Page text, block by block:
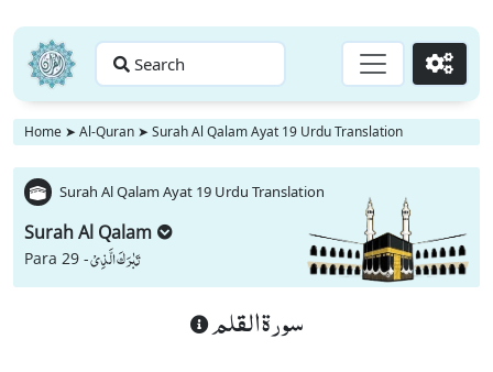
Search Go
Home ➤ Al-Quran ➤ Surah Al Qalam Ayat 19 Urdu Translation
Surah Al Qalam Ayat 19 Urdu Translation
Surah Al Qalam
Para 29 -تَبٰرَكَ الَّذِیْ
سورة القلم